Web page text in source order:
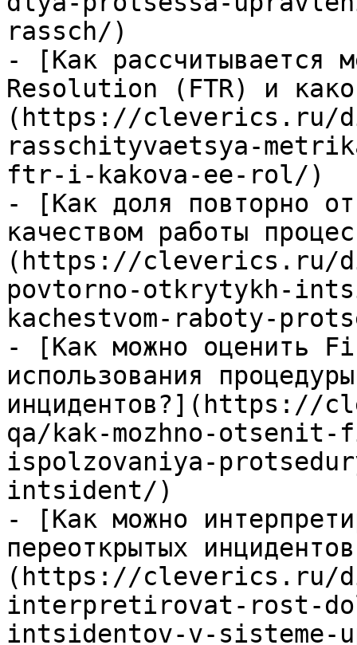
rassch/)
- [Как рассчитывается
Resolution (FTR) и
(https://cleverics.ru/
rasschityvaetsya-
ftr-i-kakova-ee-rol/)
- [Как доля повторно
качеством работы
(https://cleverics.ru/
povtorno-otkrytykh-
kachestvom-raboty-
- [Как можно оценить
использования
qa/kak-mozhno-
ispolzovaniya-
intsident/)
- [Как можно
переоткрытых
(https://cleverics.ru/
interpretirovat-rost-
intsidentov-v-sisteme-